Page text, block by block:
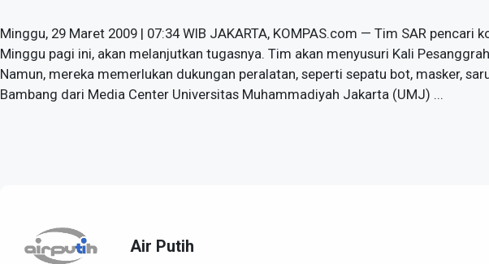
Minggu, 29 Maret 2009 | 07:34 WIB JAKARTA, KOMPAS.com — Tim SAR pencari
Minggu pagi ini, akan melanjutkan tugasnya. Tim akan menyusuri Kali
Namun, mereka memerlukan dukungan peralatan, seperti sepatu bot, masker,
Bambang dari Media Center Universitas Muhammadiyah Jakarta (UMJ) ...
Air Putih